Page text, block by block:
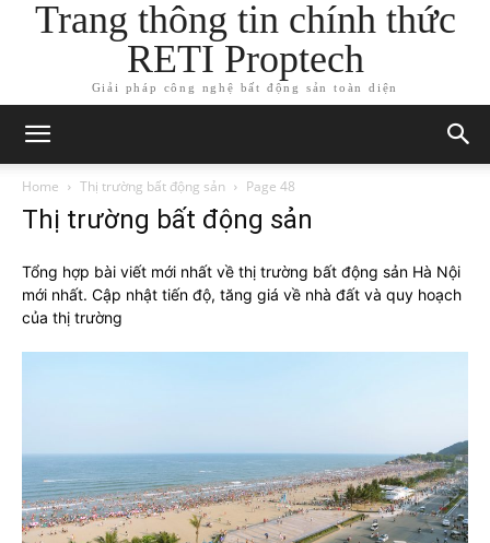
Trang thông tin chính thức
RETI Proptech
Giải pháp công nghệ bất động sản toàn diện
Home Thị trường bất động sản Page 48
Thị trường bất động sản
Tổng hợp bài viết mới nhất về thị trường bất động sản Hà Nội
mới nhất. Cập nhật tiến độ, tăng giá về nhà đất và quy hoạch
của thị trường